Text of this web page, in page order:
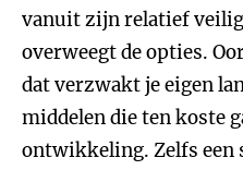
vanuit zijn relatief
overweegt de opties.
dat verzwakt je eigen
middelen die ten koste
ontwikkeling. Zelfs een